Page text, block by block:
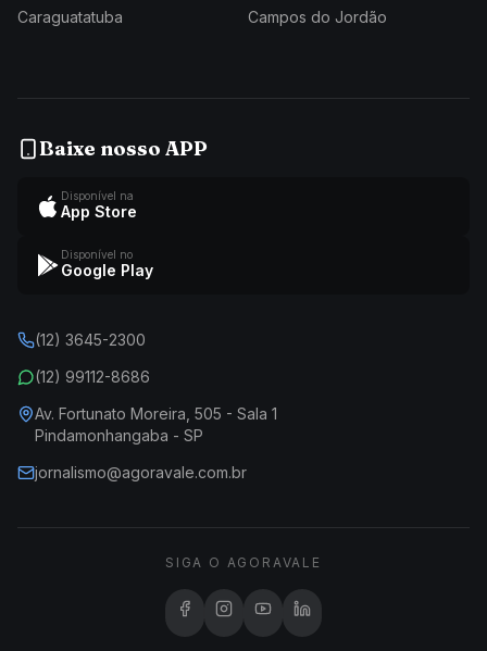
Caraguatatuba Campos do Jordão
Baixe nosso APP
Disponível na
App Store
Disponível no
Google Play
(12) 3645-2300
(12) 99112-8686
Av. Fortunato Moreira, 505 - Sala 1
Pindamonhangaba - SP
jornalismo@agoravale.com.br
SIGA O AGORAVALE